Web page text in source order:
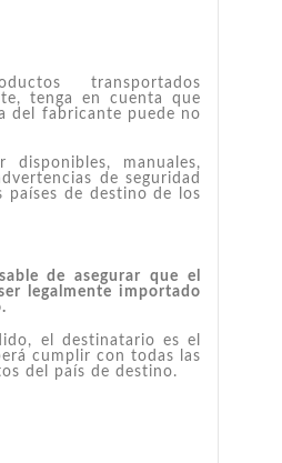
transportados
tenga en cuenta que
del fabricante puede no
disponibles, manuales,
de seguridad
países de destino de los
de asegurar que el
legalmente importado
el destinatario es el
cumplir con todas las
del país de destino.